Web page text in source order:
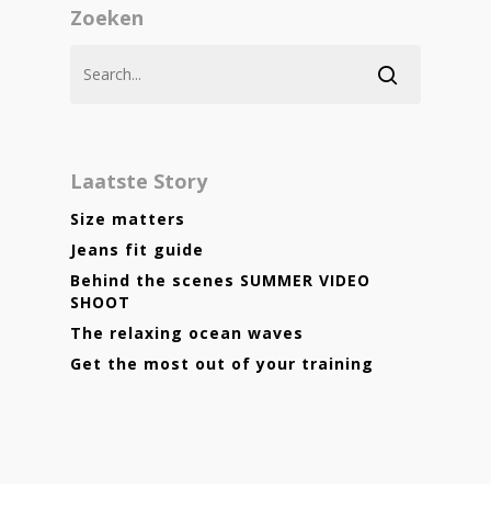
Zoeken
Laatste Story
Size matters
Jeans fit guide
Behind the scenes SUMMER VIDEO
SHOOT
The relaxing ocean waves
Get the most out of your training